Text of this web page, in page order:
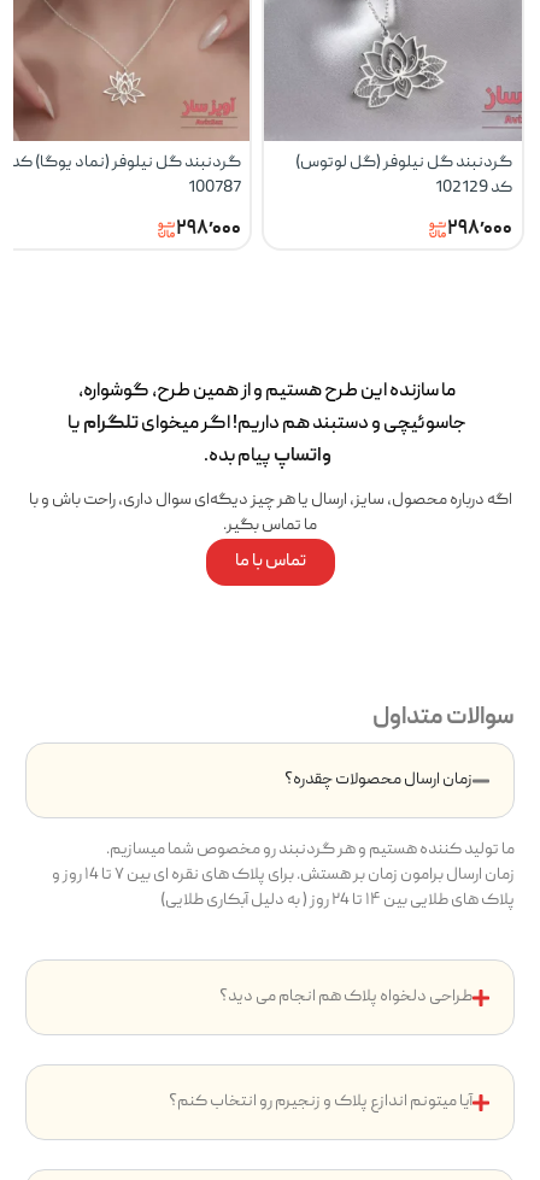
گردنبند گل نیلوفر (گل لوتوس)
کد 102129
۲۹۸٬۰۰۰
گردنبند گل نیلوفر (نماد یوگا) کد
100787
۲۹۸٬۰۰۰
ما سازنده این طرح‌ هستیم و از همین طرح، گوشواره،
جاسوئیچی و دستبند هم داریم! اگر میخوایتلگرامیا
واتساپپیام بده.
اگه درباره محصول، سایز، ارسال یا هر چیز دیگه‌ای سوال داری، راحت باش و با
ما تماس بگیر.
تماس با ما
سوالات متداول
زمان ارسال محصولات چقدره؟
ما تولید کننده هستیم و هر گردنبند رو مخصوص شما میسازیم.
زمان ارسال برامون زمان بر هستش. برای پلاک های نقره ای بین ۷ تا ۱4 روز و
پلاک های طلایی بین ۱۴ تا ۲4 روز ( به دلیل آبکاری طلایی)
طراحی دلخواه پلاک هم انجام می دید؟
آیا میتونم اندازع پلاک و زنجیرم رو انتخاب کنم؟